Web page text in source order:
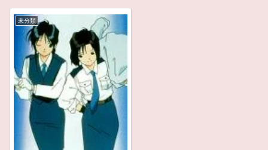
メ」特集ア
ニメコラム
メ」アニメ
コラム #私を
構成する5つ
のアニメ
未分類